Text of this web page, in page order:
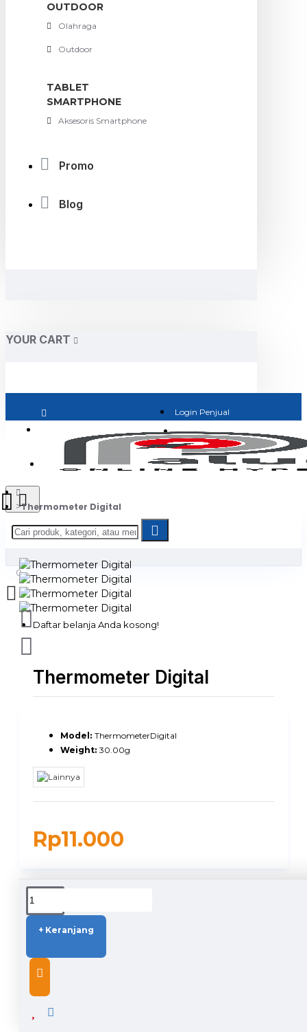
OUTDOOR
Olahraga
Outdoor
TABLET
SMARTPHONE
Aksesoris Smartphone
Promo
Blog
YOUR CART
Login Penjual
Jadi Penjual
0
Daftar belanja Anda kosong!
Thermometer Digital
Thermometer Digital
Rp11.000
Model: ThermometerDigital
Weight: 30.00g
+ Keranjang
DUKUNGAN PENGIRIMAN
DESCRIPTION